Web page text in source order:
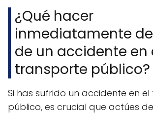
¿Qué hacer
inmediatamente
de un accidente en
transporte público?
Si has sufrido un accidente en
público, es crucial que actúes